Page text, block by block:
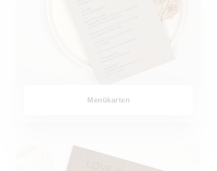
Menükarten